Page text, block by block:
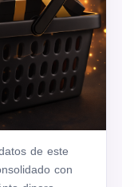
de este
con